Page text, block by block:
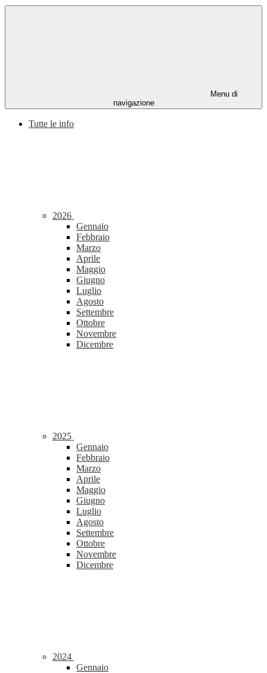
Menu di
navigazione
Tutte le info
2026
Gennaio
Febbraio
Marzo
Aprile
Maggio
Giugno
Luglio
Agosto
Settembre
Ottobre
Novembre
Dicembre
2025
Gennaio
Febbraio
Marzo
Aprile
Maggio
Giugno
Luglio
Agosto
Settembre
Ottobre
Novembre
Dicembre
2024
Gennaio